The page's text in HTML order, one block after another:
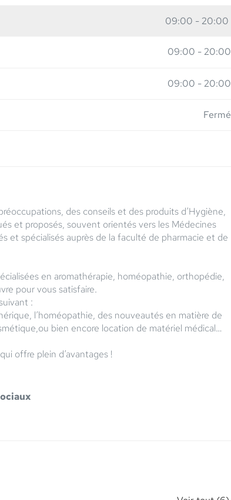
09:00 - 20:00
09:00 -20:00
09:00 -20:00
Fermé
des conseils et des produits d’Hygiène,
et proposés, souvent orientés vers les Médecines
et spécialisés auprès de la faculté de pharmacie et de
en aromathérapie, homéopathie, orthopédie,
pour vous satisfaire.
:
l’homéopathie, des nouveautés en matière de
bien encore location de matériel médical…
offre plein d’avantages !